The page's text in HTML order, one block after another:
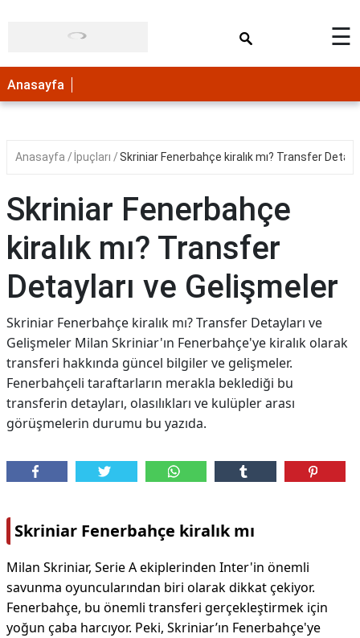
☰
Anasayfa
Anasayfa İpuçları Skriniar Fenerbahçe kiralık mı? Transfer
Skriniar Fenerbahçe
kiralık mı? Transfer
Detayları ve Gelişmeler
Skriniar Fenerbahçe kiralık mı? Transfer Detayları ve
Gelişmeler Milan Skriniar'ın Fenerbahçe'ye kiralık olarak
transferi hakkında güncel bilgiler ve gelişmeler.
Fenerbahçeli taraftarların merakla beklediği bu
transferin detayları, olasılıkları ve kulüpler arası
görüşmelerin durumu bu yazıda.
Skriniar Fenerbahçe kiralık mı
Milan Skriniar, Serie A ekiplerinden Inter'in önemli
savunma oyuncularından biri olarak dikkat çekiyor.
Fenerbahçe, bu önemli transferi gerçekleştirmek için
yoğun çaba harcıyor. Peki, Skriniar’ın Fenerbahçe'ye